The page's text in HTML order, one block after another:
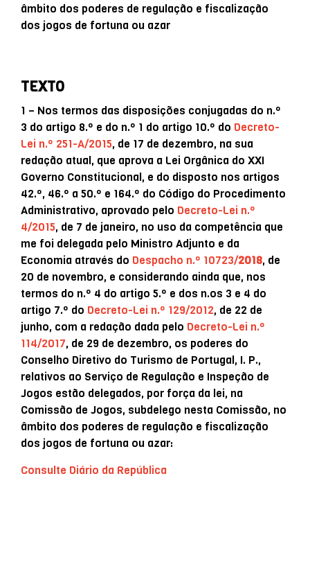
âmbito dos poderes de regulação e fiscalização
dos jogos de fortuna ou azar
TEXTO
1 – Nos termos das disposições conjugadas do n.º
3 do artigo 8.º e do n.º 1 do artigo 10.º do Decreto-
Lei n.º 251-A/2015, de 17 de dezembro, na sua
redação atual, que aprova a Lei Orgânica do XXI
Governo Constitucional, e do disposto nos artigos
42.º, 46.º a 50.º e 164.º do Código do Procedimento
Administrativo, aprovado pelo Decreto-Lei n.º
4/2015, de 7 de janeiro, no uso da competência que
me foi delegada pelo Ministro Adjunto e da
Economia através do Despacho n.º 10723/2018, de
20 de novembro, e considerando ainda que, nos
termos do n.º 4 do artigo 5.º e dos n.os 3 e 4 do
artigo 7.º do Decreto-Lei n.º 129/2012, de 22 de
junho, com a redação dada pelo Decreto-Lei n.º
114/2017, de 29 de dezembro, os poderes do
Conselho Diretivo do Turismo de Portugal, I. P.,
relativos ao Serviço de Regulação e Inspeção de
Jogos estão delegados, por força da lei, na
Comissão de Jogos, subdelego nesta Comissão, no
âmbito dos poderes de regulação e fiscalização
dos jogos de fortuna ou azar:
Consulte Diário da República